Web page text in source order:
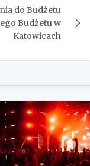
do Budżetu
Budżetu w
Katowicach